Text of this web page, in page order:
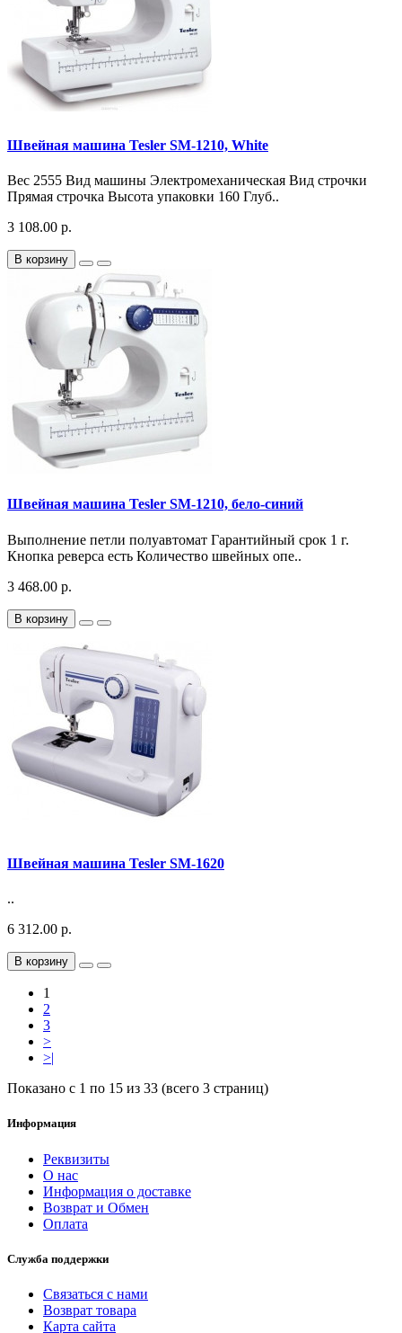
Швейная машина Tesler SM-1210, White
Вес 2555 Вид машины Электромеханическая Вид строчки
Прямая строчка Высота упаковки 160 Глуб..
3 108.00 р.
В корзину
Швейная машина Tesler SM-1210, бело-синий
Выполнение петли полуавтомат Гарантийный срок 1 г.
Кнопка реверса есть Количество швейных опе..
3 468.00 р.
В корзину
Швейная машина Tesler SM-1620
..
6 312.00 р.
В корзину
1
2
3
>
>|
Показано с 1 по 15 из 33 (всего 3 страниц)
Информация
Реквизиты
О нас
Информация о доставке
Возврат и Обмен
Оплата
Служба поддержки
Связаться с нами
Возврат товара
Карта сайта